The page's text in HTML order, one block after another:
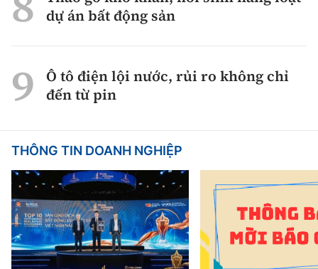
dự án bất động sản
Ô tô điện lội nước, rủi ro không chỉ
đến từ pin
THÔNG TIN DOANH NGHIỆP